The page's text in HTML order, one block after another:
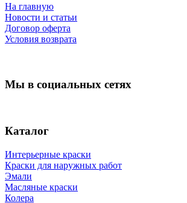
На главную
Новости и статьи
Договор оферта
Условия возврата
Мы в социальных сетях
Каталог
Интерьерные краски
Краски для наружных работ
Эмали
Масляные краски
Колера